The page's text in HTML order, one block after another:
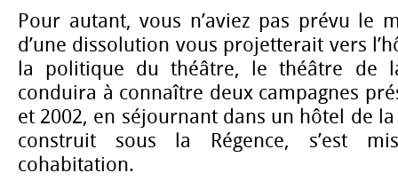
Pour autant, vous n’aviez pas prévu le
d’une dissolution vous projetterait vers
la politique du théâtre, le théâtre de
conduira à connaître deux campagnes
et 2002, en séjournant dans un hôtel de
construit sous la Régence, s’est
cohabitation.